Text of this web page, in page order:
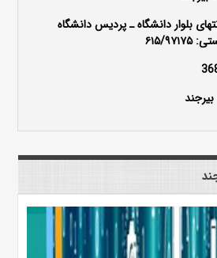
بلوار دانشگاه ـ پردیس دانشگاه
۹۷۱۷۵